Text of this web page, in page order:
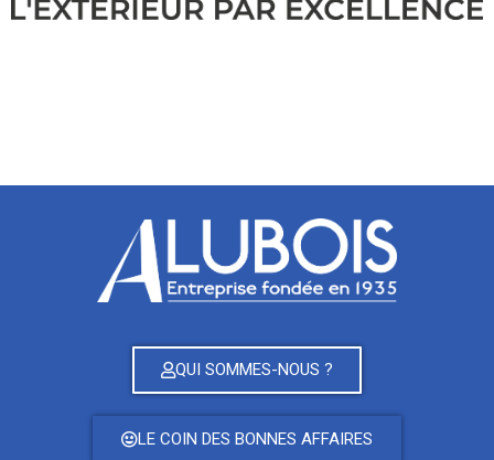
QUI SOMMES-NOUS ?
LE COIN DES BONNES AFFAIRES